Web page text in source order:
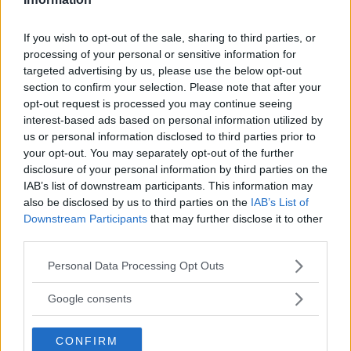
If you wish to opt-out of the sale, sharing to third parties, or
processing of your personal or sensitive information for
targeted advertising by us, please use the below opt-out
section to confirm your selection. Please note that after your
opt-out request is processed you may continue seeing
interest-based ads based on personal information utilized by
us or personal information disclosed to third parties prior to
your opt-out. You may separately opt-out of the further
disclosure of your personal information by third parties on the
IAB’s list of downstream participants. This information may
also be disclosed by us to third parties on the IAB’s List of
Downstream Participants that may further disclose it to other
Please note that this website/app uses one or more Google
not limited to your visit or usage behaviour. You may click to
use your data for below specified purposes in below Google
consent section.
Personal Data Processing Opt Outs
Google consents
CONFIRM
qualsiasi bambino e spesso rientra
nell’offerta educativa di alcuni asili nido
e scuole dell’infanzia. L’idea, appunto, è
quella di favorire la crescita e lo sviluppo
armonico del bambino attraverso
l’integrazione di diverse funzioni:
motoria, emotiva, intellettiva e sociale. I
piccoli, accompagnati da un istruttore,
sono invitati a svolgere semplici esercizi
con o senza attrezzi e a interagire tra
loro migliorando così anche le capacità
Continua a leggere dopo la pubblicità